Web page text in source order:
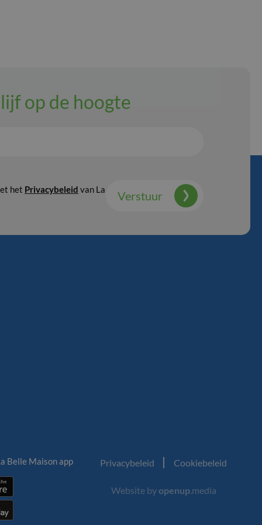
op de hoogte
het Privacybeleid van La
Verstuur
Belle Maison app Privacybeleid Cookiebeleid
Website byopenup.media